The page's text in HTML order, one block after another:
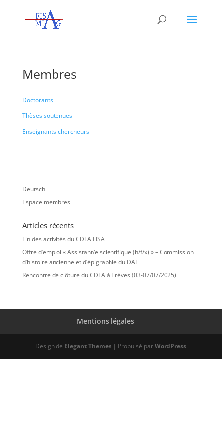
Membres
Doctorants
Thèses soutenues
Enseignants-chercheurs
Deutsch
Espace membres
Articles récents
Fin des activités du CDFA FISA
Offre d’emploi « Assistant/e scientifique (h/f/x) » – Commission
d’histoire ancienne et d’épigraphie du DAI
Rencontre de clôture du CDFA à Trèves (03-07/07/2025)
Mentions légales
Design de Elegant Themes | Propulsé parWordPress